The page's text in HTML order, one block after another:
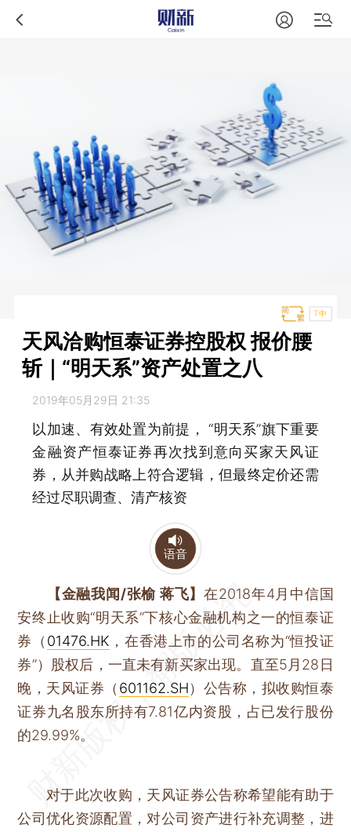
T中
天风洽购恒泰证券控股权 报价腰
斩｜“明天系”资产处置之八
2019年05月29日 21:35
以加速、有效处置为前提， “明天系”旗下重要
金融资产恒泰证券再次找到意向买家天风证
券，从并购战略上符合逻辑，但最终定价还需
经过尽职调查、清产核资
语音
【金融我闻/张榆 蒋飞】在2018年4月中信国
安终止收购“明天系”下核心金融机构之一的恒泰证
券（ 01476.HK ，在香港上市的公司名称为“恒投证
券”）股权后，一直未有新买家出现。直至5月28日
晚，天风证券（ 601162.SH）公告称，拟收购恒泰
证券九名股东所持有7.81亿内资股，占已发行股份
的29.99%。
对于此次收购，天风证券公告称希望能有助于
公司优化资源配置，对公司资产进行补充调整，进